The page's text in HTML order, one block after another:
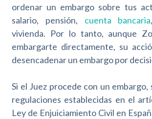
ordenar un embargo sobre tus
salario, pensión, cuenta bancaria
vivienda. Por lo tanto, aunque
embargarte directamente, su
desencadenar un embargo por
Si el Juez procede con un embargo,
regulaciones establecidas en el
Ley de Enjuiciamiento Civil en